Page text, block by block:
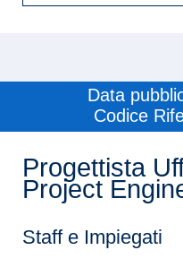
Data
Codice
Progettista
Project
Staff e Impiegati